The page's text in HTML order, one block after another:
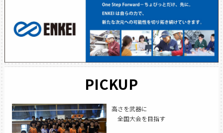
PICKUP
高さを武器に
全国大会を目指す